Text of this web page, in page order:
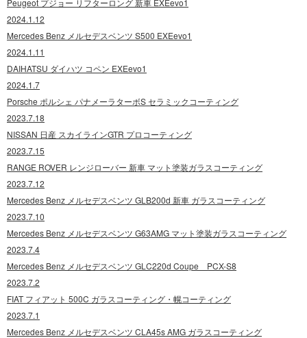
2024.1.12
Mercedes Benz メルセデスベンツ S500 EXEevo1
2024.1.11
DAIHATSU ダイハツ コペン EXEevo1
2024.1.7
Porsche ポルシェ パナメーラターボS セラミックコーティング
2023.7.18
NISSAN 日産 スカイラインGTR プロコーティング
2023.7.15
RANGE ROVER レンジローバー 新車 マット塗装ガラスコーティング
2023.7.12
Mercedes Benz メルセデスベンツ GLB200d 新車 ガラスコーティング
2023.7.10
Mercedes Benz メルセデスベンツ G63AMG マット塗装ガラスコーティング
2023.7.4
Mercedes Benz メルセデスベンツ GLC220d Coupe PCX-S8
2023.7.2
FIAT フィアット 500C ガラスコーティング・幌コーティング
2023.7.1
Mercedes Benz メルセデスベンツ CLA45s AMG ガラスコーティング